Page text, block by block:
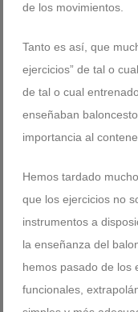
de los movimientos.
Tanto es así, que
ejercicios” de tal o
de tal o cual
enseñaban
importancia al
Hemos tardado
que los ejercicios no
instrumentos a
la enseñanza del
hemos pasado de los
funcionales,